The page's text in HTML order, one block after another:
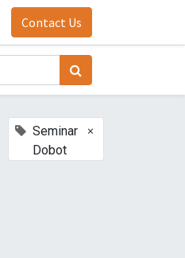
Contact Us
Seminar
Dobot
×